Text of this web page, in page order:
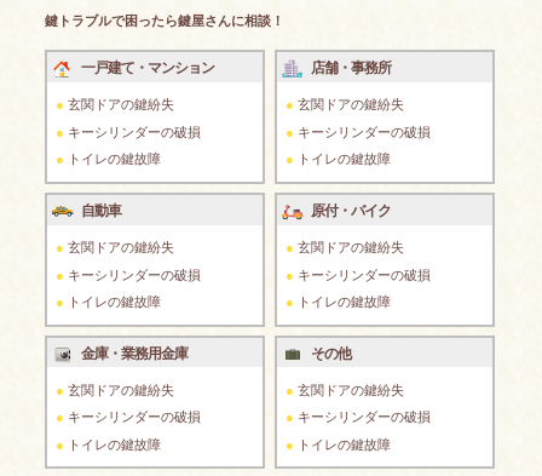
鍵トラブルで困ったら鍵屋さんに相談！
一戸建て・マンション
玄関ドアの鍵紛失
キーシリンダーの破損
トイレの鍵故障
店舗・事務所
玄関ドアの鍵紛失
キーシリンダーの破損
トイレの鍵故障
自動車
玄関ドアの鍵紛失
キーシリンダーの破損
トイレの鍵故障
原付・バイク
玄関ドアの鍵紛失
キーシリンダーの破損
トイレの鍵故障
金庫・業務用金庫
玄関ドアの鍵紛失
キーシリンダーの破損
トイレの鍵故障
その他
玄関ドアの鍵紛失
キーシリンダーの破損
トイレの鍵故障